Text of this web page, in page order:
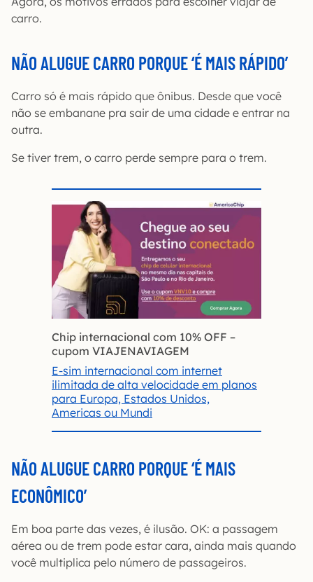
carro.
NÃO ALUGUE CARRO PORQUE ‘É MAIS RÁPIDO’
Carro só é mais rápido que ônibus. Desde que você
não se embanane pra sair de uma cidade e entrar na
outra.
Se tiver trem, o carro perde sempre para o trem.
Chip internacional com 10% OFF –
cupom VIAJENAVIAGEM
E-sim internacional com internet
ilimitada de alta velocidade em planos
para Europa, Estados Unidos,
Americas ou Mundi
NÃO ALUGUE CARRO PORQUE ‘É MAIS
ECONÔMICO’
Em boa parte das vezes, é ilusão. OK: a passagem
aérea ou de trem pode estar cara, ainda mais quando
você multiplica pelo número de passageiros.